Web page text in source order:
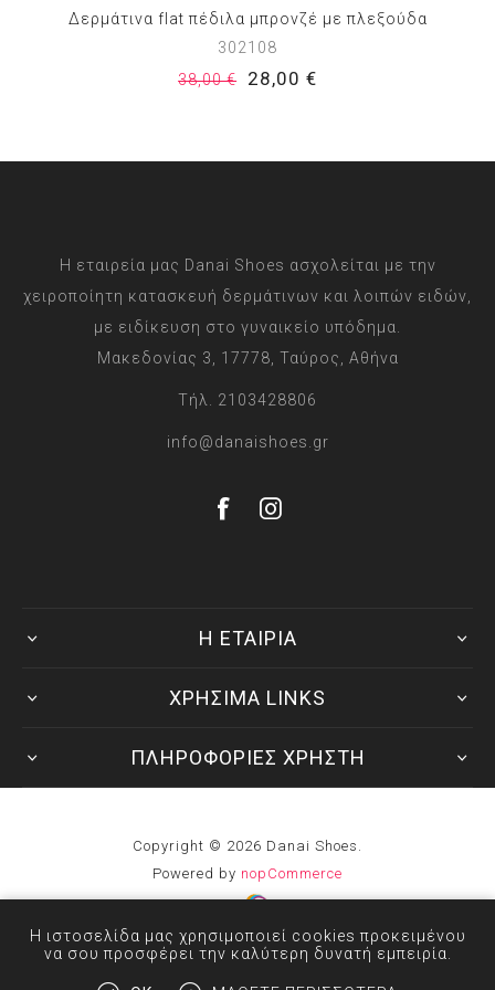
Δερμάτινα flat πέδιλα μπρονζέ με πλεξούδα
302108
38,00 €
28,00 €
Η εταιρεία μας Danai Shoes ασχολείται με την
χειροποίητη κατασκευή δερμάτινων και λοιπών ειδών,
με ειδίκευση στο γυναικείο υπόδημα.
Μακεδονίας 3, 17778, Ταύρος, Αθήνα
Τήλ. 2103428806
info@danaishoes.gr
Η ΕΤΑΙΡΙΑ
ΧΡΗΣΙΜΑ LINKS
ΠΛΗΡΟΦΟΡΙΕΣ ΧΡΗΣΤΗ
Copyright © 2026 Danai Shoes.
Powered by nopCommerce
Η ιστοσελίδα μας χρησιμοποιεί cookies προκειμένου
να σου προσφέρει την καλύτερη δυνατή εμπειρία.